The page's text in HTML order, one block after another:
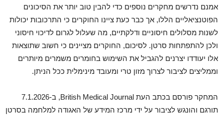
אמנם נדרשים מחקרים נוספים כדי להבין טוב יותר את הסיכונים
הפוטנציאליים הללו, אך כבר כעת ציינו החוקרים כי התרכובות יכולות
לשנות מסלולים חיסוניים ודלקתיים, מה שעלול לגרום לדיכוי חיסוני
ולכן להתפתחות סרטן. לסיכום, החוקרים מציינים כי חשוב שתוצאות
אלו יעודדו יצרנים להגביל את השימוש בחומרים משמרים מיותרים
וממליצים לציבור לצרוך מזון טרי ומעובד מינימלית ככל הניתן.
המחקר פורסם בכתב העת British Medical Journal, ב-7.1.2026
תורגם והונגש לציבור על ידי מרכז המידע של האגודה למלחמה בסרטן